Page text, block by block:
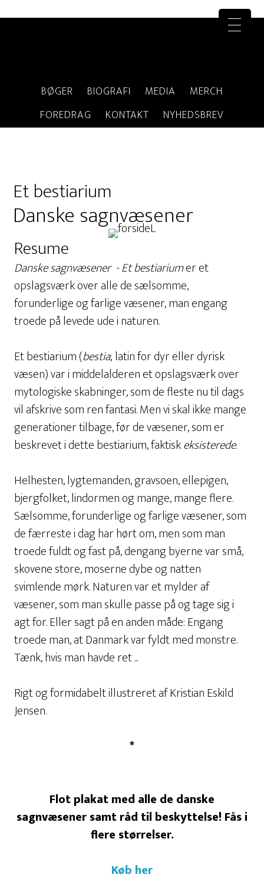
BØGER BIOGRAFI MEDIA
MERCH
FOREDRAG
KONTAKT NYHEDSBREV
Et bestiarium
Danske sagnvæsener
Resume
Danske sagnvæsener - Et bestiariumer et
opslagsværk over alle de sælsomme,
forunderlige og farlige væsener, man engang
troede på levede ude i naturen.
Et bestiarium (bestia; latin for dyr eller dyrisk
væsen) var i middelalderen et opslagsværk over
mytologiske skabninger, som de fleste nu til dags
vil afskrive som ren fantasi. Men vi skal ikke mange
generationer tilbage, før de væsener, som er
beskrevet i dette bestiarium, faktiskeksisterede.
Helhesten, lygtemanden, gravsoen, ellepigen,
bjergfolket, lindormen og mange, mange flere.
Sælsomme, forunderlige og farlige væsener, som
de færreste i dag har hørt om, men som man
troede fuldt og fast på, dengang byerne var små,
skovene store, moserne dybe og natten
svimlende mørk. Naturen var et mylder af
væsener, som man skulle passe på og tage sig i
agt for. Eller sagt på en anden måde: Engang
troede man, at Danmark var fyldt med monstre.
Tænk, hvis man havde ret ...
Rigt og formidabelt illustreret af Kristian Eskild
Jensen.
*
Flot plakat med alle de danske
sagnvæsener samt råd til beskyttelse! Fås i
flere størrelser.
Køb her